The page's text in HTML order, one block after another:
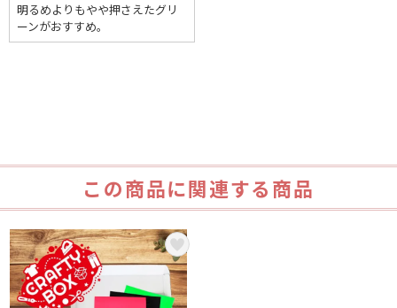
明るめよりもやや押さえたグリ
ーンがおすすめ。
この商品に関連する商品